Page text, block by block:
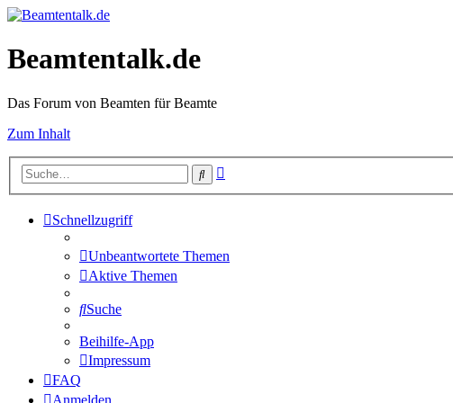
Beamtentalk.de
Das Forum von Beamten für Beamte
Zum Inhalt
Suche
Schnellzugriff
Unbeantwortete Themen
Aktive Themen
Suche
Beihilfe-App
Impressum
FAQ